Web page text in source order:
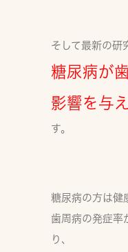
そして最新の研
糖尿病が
影響を与
す。
糖尿病の方は健
歯周病の発症率
り、